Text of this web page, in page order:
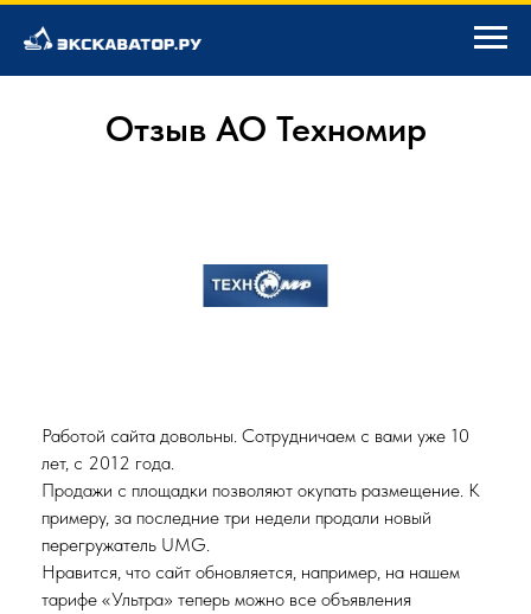
Отзыв АО Техномир
Работой сайта довольны. Сотрудничаем с вами уже 10
лет, с 2012 года.
Продажи с площадки позволяют окупать размещение. К
примеру, за последние три недели продали новый
перегружатель UMG.
Нравится, что сайт обновляется, например, на нашем
тарифе «Ультра» теперь можно все объявления